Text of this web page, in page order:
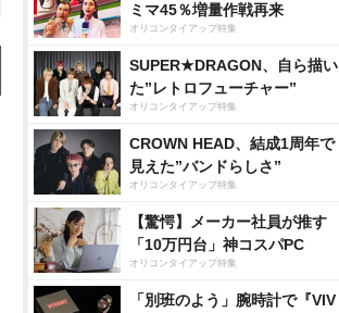
ミマ45％増量作戦再来
オリコンタイアップ特集
SUPER★DRAGON、自ら描い
た”レトロフューチャー”
オリコンタイアップ特集
CROWN HEAD、結成1周年で
見えた”バンドらしさ”
オリコンタイアップ特集
【驚愕】メーカー社員が推す
「10万円台」神コスパPC
オリコンタイアップ特集
「別班のよう」腕時計で『VIV